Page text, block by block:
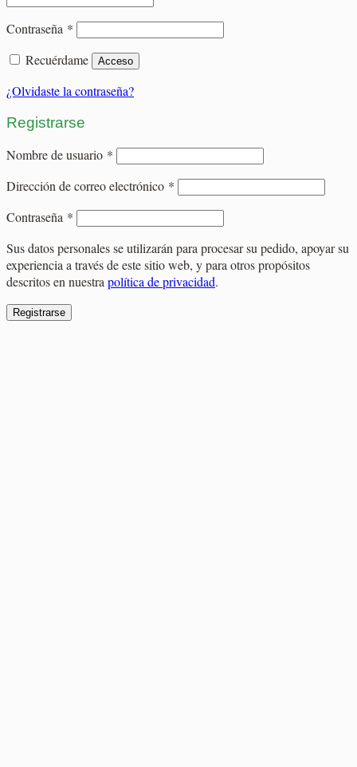
Contraseña * Obligatorio
Recuérdame
Acceso
¿Olvidaste la contraseña?
Registrarse
Nombre de usuario * Obligatorio
Dirección de correo electrónico * Obligatorio
Contraseña * Obligatorio
Sus datos personales se utilizarán para procesar su pedido, apoyar su
experiencia a través de este sitio web, y para otros propósitos
descritos en nuestrapolítica de privacidad.
Registrarse